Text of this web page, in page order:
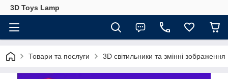
3D Toys Lamp
Товари та послуги 3D світильники та змінні зображення